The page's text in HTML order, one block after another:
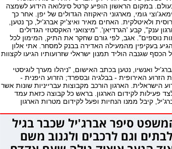
במקום הראשון הופיע קרטל סינלואה הידוע לשמצה
גומי, מארגוני היאקוזה הגדולים של יפן. אחר כך
ולאיטלקית. האחים מאיר ואיצ'יק אברג'יל, כך נטען,
ענק", קבע 'הגרדיאן'. "מיצואני האקסטזי הגדולים
נוספים". אגב, לפי גורם שחקר את התיק, המימון לכל
בעקיפין מהמעילה האדירה בבנק למסחר. אתי אלון
שגנבה הוליד תמנון ישראלי שזרועותיו הגיעו לקצוות
ואנשיו, נטען בכתב האישום, "ניהלו מערך לוגיסטי
הזרוע האירופית - בבלגיה ובספרד; הזרוע היפנית -
הישראלית. הארגון הורכב מקבוצות עברייניות שונות אשר
פעילות לקידום הארגון. בראש כל קבוצה כזאת עמד
קיבל ממנו הנחיות ופעל לקידום מטרות הארגון